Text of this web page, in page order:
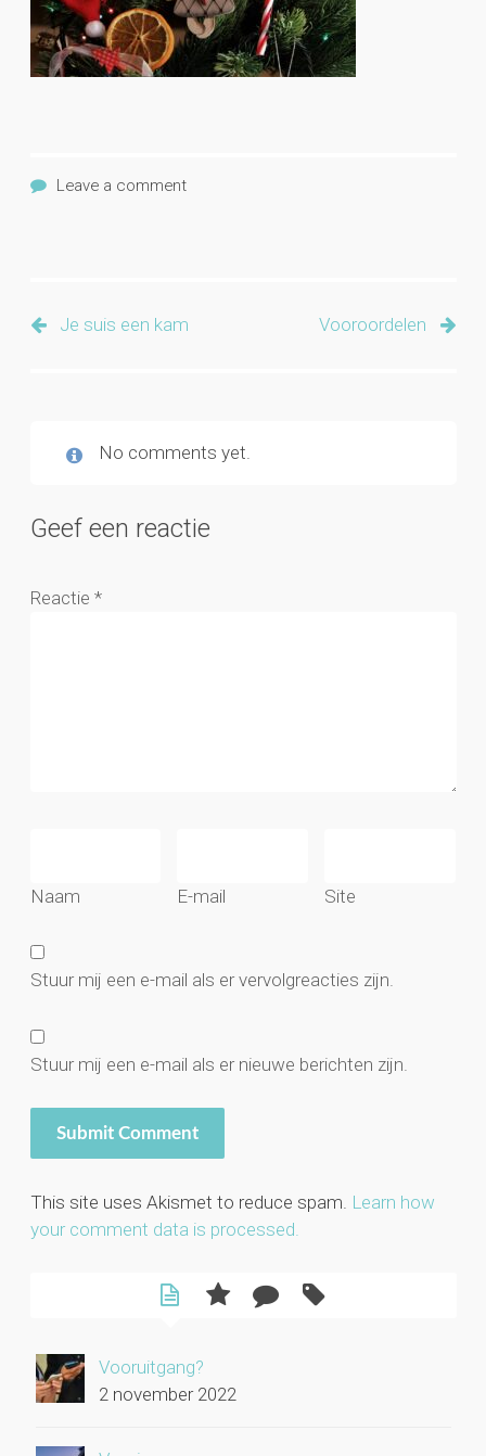
Leave a comment
Je suis een kam Vooroordelen
No comments yet.
Geef een reactie
Reactie *
Naam E-mail Site
Stuur mij een e-mail als er vervolgreacties zijn.
Stuur mij een e-mail als er nieuwe berichten zijn.
This site uses Akismet to reduce spam. Learn how
your comment data is processed.
Vooruitgang?
2 november 2022